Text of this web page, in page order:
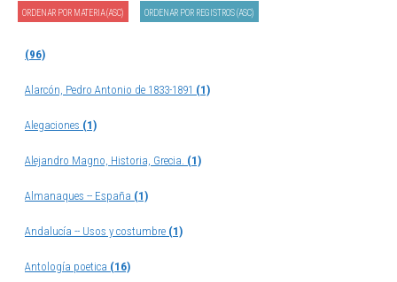
ORDENAR POR MATERIA (ASC) ORDENAR POR REGISTROS (ASC)
(96)
Alarcón, Pedro Antonio de 1833-1891 (1)
Alegaciones (1)
Alejandro Magno, Historia, Grecia. (1)
Almanaques -- España (1)
Andalucía -- Usos y costumbre (1)
Antología poetica (16)